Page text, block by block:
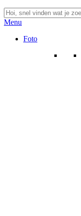
Menu
Foto